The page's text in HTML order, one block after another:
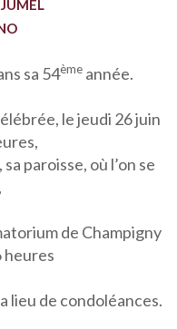
sa 54èmeannée.
le jeudi 26 juin
paroisse, où l’on se
de Champigny
heures
lieu de condoléances.